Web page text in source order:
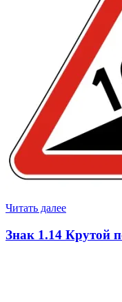
Читать далее
Знак 1.14 Крутой